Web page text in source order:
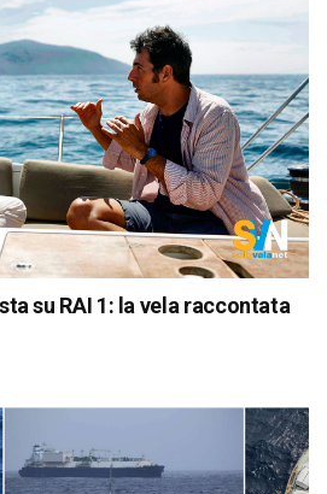
su RAI 1: la vela raccontata